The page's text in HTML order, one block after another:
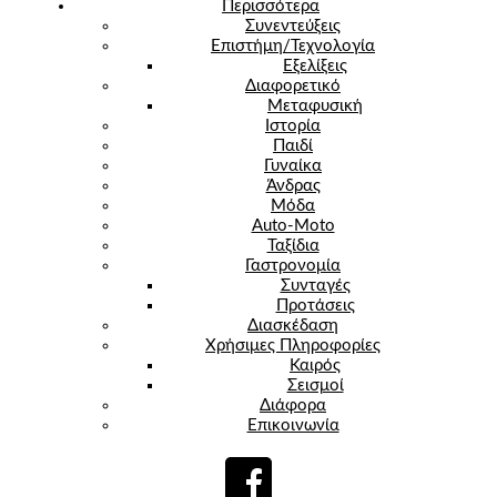
Περισσότερα
Συνεντεύξεις
Επιστήμη/Τεχνολογία
Εξελίξεις
Διαφορετικό
Μεταφυσική
Ιστορία
Παιδί
Γυναίκα
Άνδρας
Μόδα
Auto-Moto
Ταξίδια
Γαστρονομία
Συνταγές
Προτάσεις
Διασκέδαση
Χρήσιμες Πληροφορίες
Καιρός
Σεισμοί
Διάφορα
Επικοινωνία